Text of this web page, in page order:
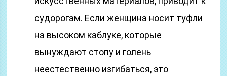
судорогам. Если женщина носит туфли
на высоком каблуке, которые
вынуждают стопу и голень
неестественно изгибаться, это